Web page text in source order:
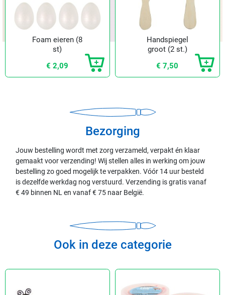
Foam eieren (8
st)
€ 2,09
Handspiegel
groot (2 st.)
€ 7,50
Bezorging
Jouw bestelling wordt met zorg verzameld, verpakt én klaar
gemaakt voor verzending! Wij stellen alles in werking om jouw
bestelling zo goed mogelijk te verpakken. Vóór 14 uur besteld
is dezelfde werkdag nog verstuurd. Verzending is gratis vanaf
€ 49 binnen NL en vanaf € 75 naar België.
Ook in deze categorie